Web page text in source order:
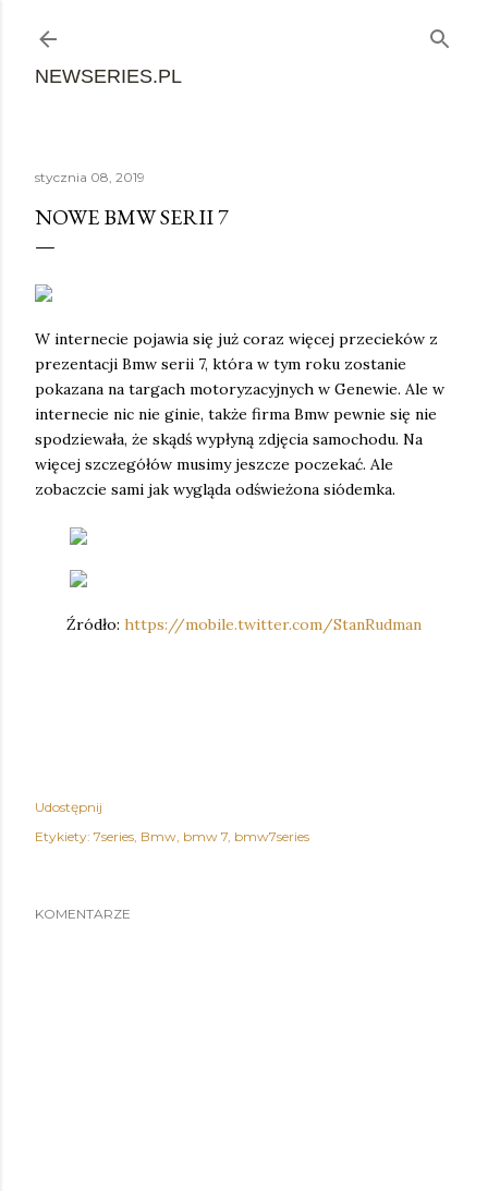
NEWSERIES.PL
stycznia 08, 2019
NOWE BMW SERII 7
W internecie pojawia się już coraz więcej przecieków z
prezentacji Bmw serii 7, która w tym roku zostanie
pokazana na targach motoryzacyjnych w Genewie. Ale w
internecie nic nie ginie, także firma Bmw pewnie się nie
spodziewała, że skądś wypłyną zdjęcia samochodu. Na
więcej szczegółów musimy jeszcze poczekać. Ale
zobaczcie sami jak wygląda odświeżona siódemka.
Źródło: https://mobile.twitter.com/StanRudman
Udostępnij
Etykiety: 7series Bmw bmw 7 bmw7series
KOMENTARZE